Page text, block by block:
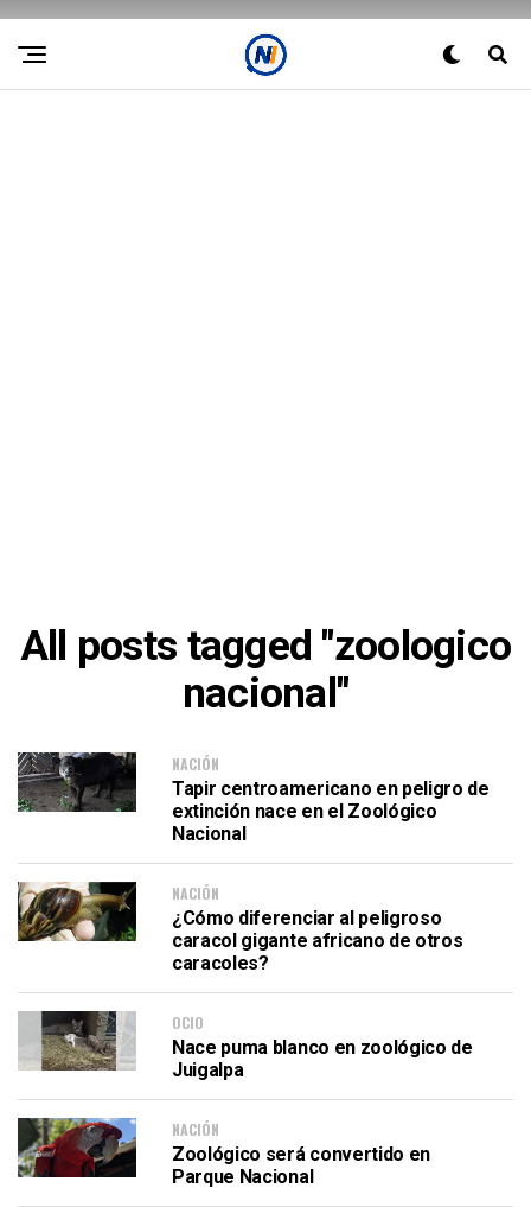
All posts tagged "zoologico
nacional"
NACIÓN
Tapir centroamericano en peligro de
extinción nace en el Zoológico
Nacional
NACIÓN
¿Cómo diferenciar al peligroso
caracol gigante africano de otros
caracoles?
OCIO
Nace puma blanco en zoológico de
Juigalpa
NACIÓN
Zoológico será convertido en
Parque Nacional